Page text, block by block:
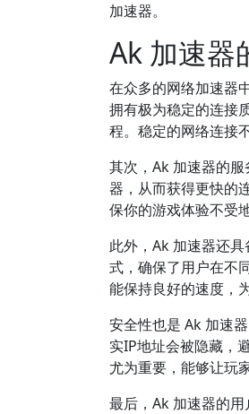
加速器。
Ak 加速器
在众多的网络加速器
拥有极为稳定的连接
程。稳定的网络连接
其次，Ak 加速器的
器，从而获得更快的
保你的游戏体验不受
此外，Ak 加速器还
式，确保了用户在不
能保持良好的速度，
安全性也是 Ak 加速
实IP地址会被隐藏，
尤为重要，能够让玩
最后，Ak 加速器的